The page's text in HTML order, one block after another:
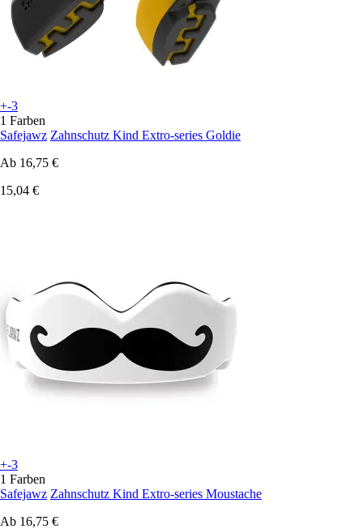
+-3
1 Farben
Safejawz Zahnschutz Kind Extro-series Goldie
Ab 16,75 €
15,04 €
+-3
1 Farben
Safejawz Zahnschutz Kind Extro-series Moustache
Ab 16,75 €